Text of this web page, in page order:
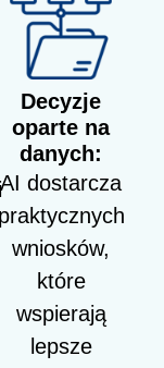
Decyzje
oparte na
danych:
AI dostarcza
praktycznych
wniosków,
które
wspierają
lepsze